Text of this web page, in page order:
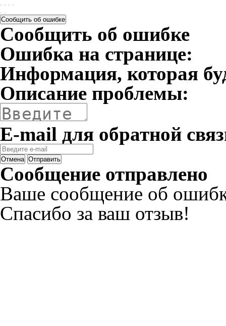
Сообщить об ошибке
Сообщить об ошибке
Ошибка на странице:
Информация, которая
Описание проблемы:
E-mail для обратной
Отмена Отправить
Сообщение отправлено
Ваше сообщение об
Спасибо за ваш отзыв!